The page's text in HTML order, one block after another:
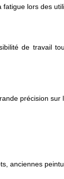
lors des
de travail
précision sur
anciennes